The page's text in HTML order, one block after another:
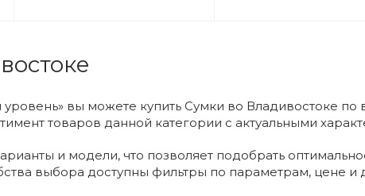
вы можете купить Сумки во Владивостоке по
товаров данной категории с актуальными
и модели, что позволяет подобрать
выбора доступны фильтры по параметрам, цене и